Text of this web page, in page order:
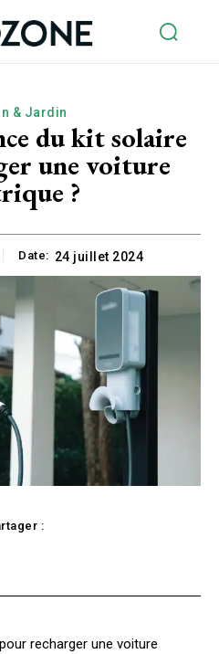
& Jardin
du kit solaire
une voiture
?
Date: 24 juillet 2024
:
pour recharger une voiture